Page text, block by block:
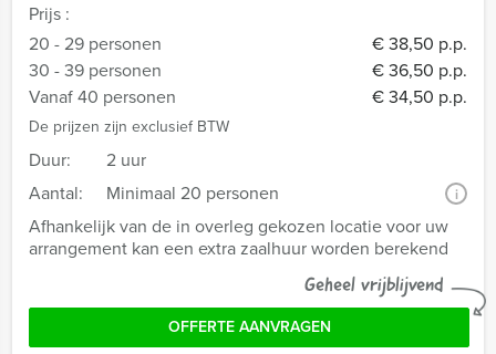
Prijs :
20 - 29 personen
€ 38,50 p.p.
30 - 39 personen
€ 36,50 p.p.
Vanaf 40 personen
€ 34,50 p.p.
De prijzen zijn exclusief BTW
Duur:
2 uur
Aantal:
Minimaal 20 personen i
Afhankelijk van de in overleg gekozen locatie voor uw
arrangement kan een extra zaalhuur worden berekend
Geheel vrijblijvend
OFFERTE AANVRAGEN